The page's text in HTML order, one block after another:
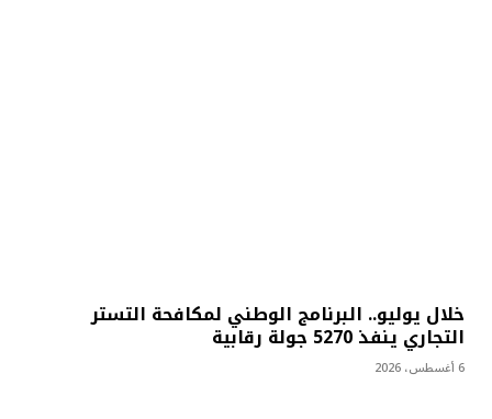
خلال يوليو.. البرنامج الوطني لمكافحة التستر
التجاري ينفذ 5270 جولة رقابية
6 أغسطس، 2026